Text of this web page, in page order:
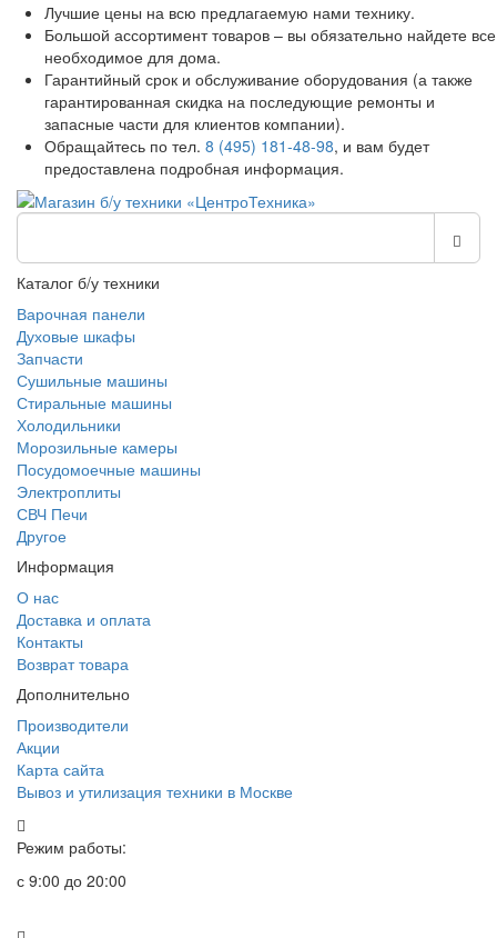
Лучшие цены на всю предлагаемую нами технику.
Большой ассортимент товаров – вы обязательно найдете все
необходимое для дома.
Гарантийный срок и обслуживание оборудования (а также
гарантированная скидка на последующие ремонты и
запасные части для клиентов компании).
Обращайтесь по тел. 8 (495) 181-48-98, и вам будет
предоставлена подробная информация.
Каталог б/у техники
Варочная панели
Духовые шкафы
Запчасти
Сушильные машины
Стиральные машины
Холодильники
Морозильные камеры
Посудомоечные машины
Электроплиты
СВЧ Печи
Другое
Информация
О нас
Доставка и оплата
Контакты
Возврат товара
Дополнительно
Производители
Акции
Карта сайта
Вывоз и утилизация техники в Москве
Режим работы:
с 9:00 до 20:00